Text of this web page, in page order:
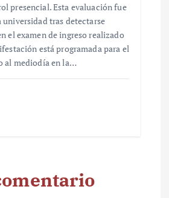
presencial. Esta evaluación fue
universidad tras detectarse
el examen de ingreso realizado
está programada para el
al mediodía en la…